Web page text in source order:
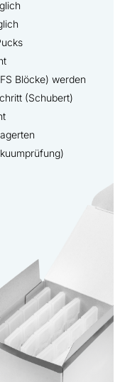
Blöcke) werden
(Schubert)